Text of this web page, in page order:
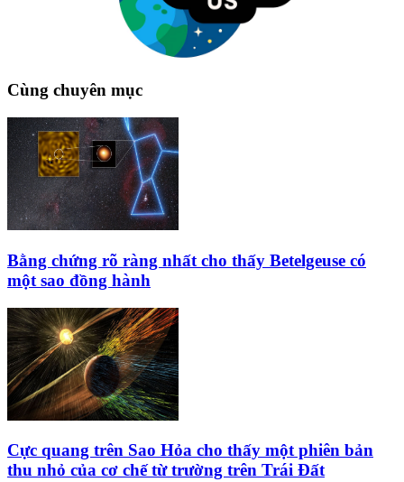
Cùng chuyên mục
Bằng chứng rõ ràng nhất cho thấy Betelgeuse có
một sao đồng hành
Cực quang trên Sao Hỏa cho thấy một phiên bản
thu nhỏ của cơ chế từ trường trên Trái Đất